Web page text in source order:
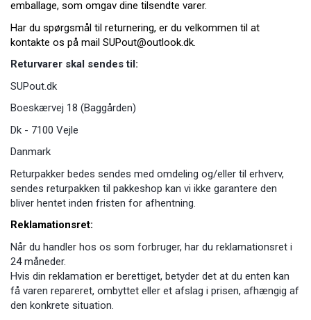
emballage, som omgav dine tilsendte varer.
Har du spørgsmål til returnering, er du velkommen til at
kontakte os på mail SUPout@outlook.dk.
Returvarer skal sendes til:
SUPout.dk
Boeskærvej 18 (Baggården)
Dk - 7100 Vejle
Danmark
Returpakker bedes sendes med omdeling og/eller til erhverv,
sendes returpakken til pakkeshop kan vi ikke garantere den
bliver hentet inden fristen for afhentning.
Reklamationsret:
Når du handler hos os som forbruger, har du reklamationsret i
24 måneder.
Hvis din reklamation er berettiget, betyder det at du enten kan
få varen repareret, ombyttet eller et afslag i prisen, afhængig af
den konkrete situation.